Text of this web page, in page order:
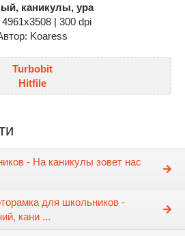
каникулы, ура
| 300 dpi
Koaress
Turbobit
Hitfile
- На каникулы зовет нас
для школьников -
кани ...